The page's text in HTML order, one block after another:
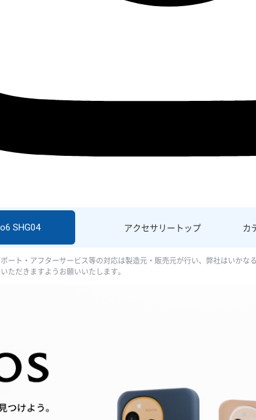
アクセサリー トップ カ
SHG04
ート・アフターサービス等の対応は製造元・販売元が行い、弊社はいかな
ただきますようお願いいたします。